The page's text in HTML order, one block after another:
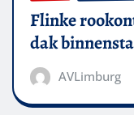
Flinke
dak
AVLimburg